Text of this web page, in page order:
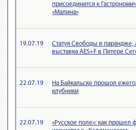
присоединится к
«Малина»
19.07.19
Статуя Свободы в парандже,
выставка AES+F в Питере
22.07.19
На Байкальске прошол
клубники
22.07.19
«Русское поле»: как прошел